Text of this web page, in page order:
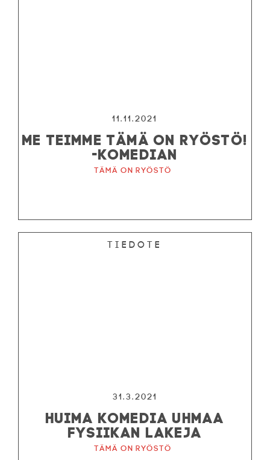
11.11.2021
ME TEIMME TÄMÄ ON RYÖSTÖ!
-KOMEDIAN
Tämä on ryöstö
Tiedote
31.3.2021
HUIMA KOMEDIA UHMAA
FYSIIKAN LAKEJA
Tämä on ryöstö